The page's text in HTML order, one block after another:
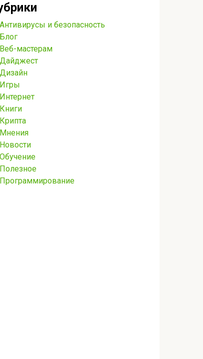
Антивирусы и безопасность
Блог
Веб-мастерам
Дайджест
Дизайн
Игры
Интернет
Книги
Крипта
Мнения
Новости
Обучение
Полезное
Программирование